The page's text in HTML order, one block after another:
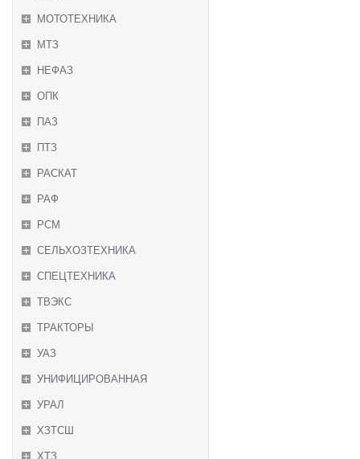
МОТОТЕХНИКА
МТЗ
НЕФАЗ
ОПК
ПАЗ
ПТЗ
РАСКАТ
РАФ
РСМ
СЕЛЬХОЗТЕХНИКА
СПЕЦТЕХНИКА
ТВЭКС
ТРАКТОРЫ
УАЗ
УНИФИЦИРОВАННАЯ
УРАЛ
ХЗТСШ
ХТЗ